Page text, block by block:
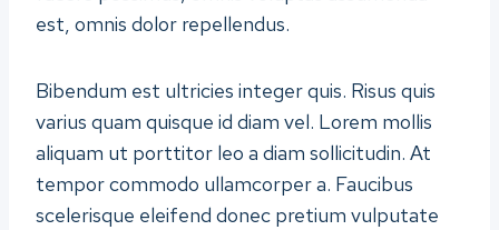
est, omnis dolor repellendus.
Bibendum est ultricies integer quis. Risus quis
varius quam quisque id diam vel. Lorem mollis
aliquam ut porttitor leo a diam sollicitudin. At
tempor commodo ullamcorper a. Faucibus
scelerisque eleifend donec pretium vulputate